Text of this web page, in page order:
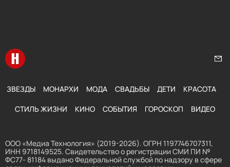
Перейти на главную
ЗВЕЗДЫ МОНАРХИ МОДА СВАДЬБЫ ДЕТИ КРАСОТА
СТИЛЬ ЖИЗНИ КИНО СОБЫТИЯ ГОРОСКОП ВИДЕО
ООО «Медиа Технология» (2019-2026). ОГРН 1197746707311,
ИНН 9718149525. Свидетельство о регистрации СМИ ПИ №
ФС77- 81184 выдано Федеральной службой по надзору в сфере